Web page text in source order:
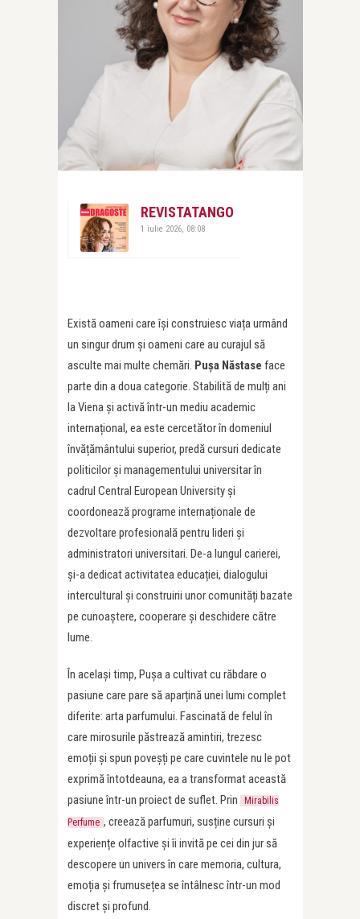
REVISTATANGO
1 iulie 2026, 08:08
Există oameni care își construiesc viața urmând
un singur drum și oameni care au curajul să
asculte mai multe chemări. Pușa Năstase face
parte din a doua categorie. Stabilită de mulți ani
la Viena și activă într-un mediu academic
internațional, ea este cercetător în domeniul
învățământului superior, predă cursuri dedicate
politicilor și managementului universitar în
cadrul Central European University și
coordonează programe internaționale de
dezvoltare profesională pentru lideri și
administratori universitari. De-a lungul carierei,
și-a dedicat activitatea educației, dialogului
intercultural și construirii unor comunități bazate
pe cunoaștere, cooperare și deschidere către
lume.
În același timp, Pușa a cultivat cu răbdare o
pasiune care pare să aparțină unei lumi complet
diferite: arta parfumului. Fascinată de felul în
care mirosurile păstrează amintiri, trezesc
emoții și spun poveșți pe care cuvintele nu le pot
exprimă întotdeauna, ea a transformat această
pasiune într-un proiect de suflet. Prin
Mirabilis
Perfume , creează parfumuri, susține cursuri și
experiențe olfactive și îi invită pe cei din jur să
descopere un univers în care memoria, cultura,
emoția și frumusețea se întâlnesc într-un mod
discret și profund.